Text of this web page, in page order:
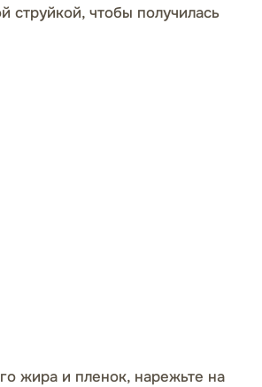
струйкой, чтобы получилась
жира и пленок, нарежьте на